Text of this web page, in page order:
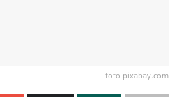
foto pixabay.com